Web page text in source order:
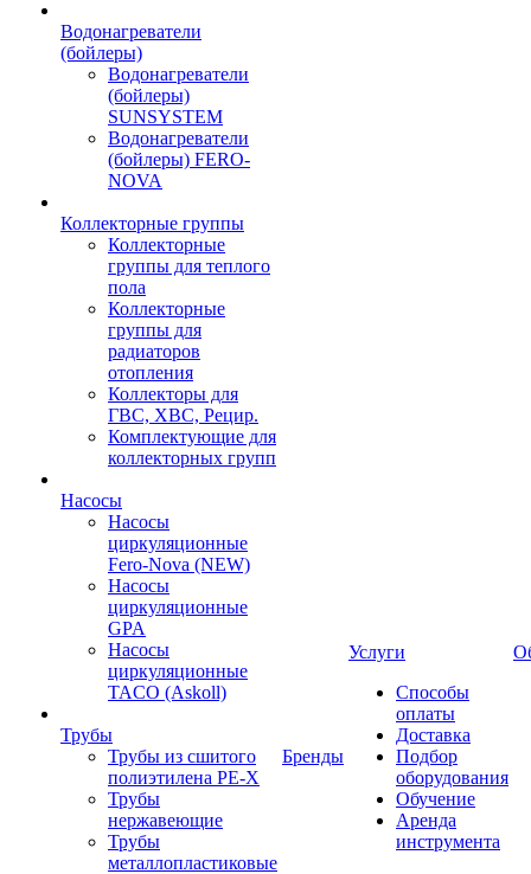
Водонагреватели
(бойлеры)
Водонагреватели
(бойлеры)
SUNSYSTEM
Водонагреватели
(бойлеры) FERO-
NOVA
Коллекторные группы
Коллекторные
группы для теплого
пола
Коллекторные
группы для
радиаторов
отопления
Коллекторы для
ГВС, ХВС, Рецир.
Комплектующие для
коллекторных групп
Насосы
Насосы
циркуляционные
Fero-Nova (NEW)
Насосы
циркуляционные
GPA
Насосы
циркуляционные
TACO (Askoll)
Трубы
Трубы из сшитого
полиэтилена PE-X
Трубы
нержавеющие
Трубы
металлопластиковые
Бренды
Услуги
Способы
оплаты
Доставка
Подбор
оборудования
Обучение
Аренда
инструмента